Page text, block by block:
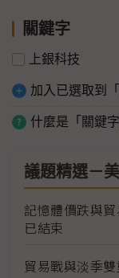
關鍵字
上銀科技
加入已選取到
什麼是「關鍵字
議題精選－
記憶體價跌與
已結束
貿易戰與淡季